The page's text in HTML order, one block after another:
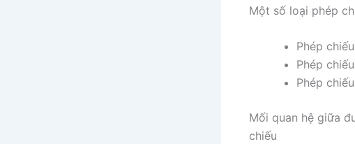
Một số loại phép
Phép
Phép
Phép
Mối quan hệ giữa
chiếu